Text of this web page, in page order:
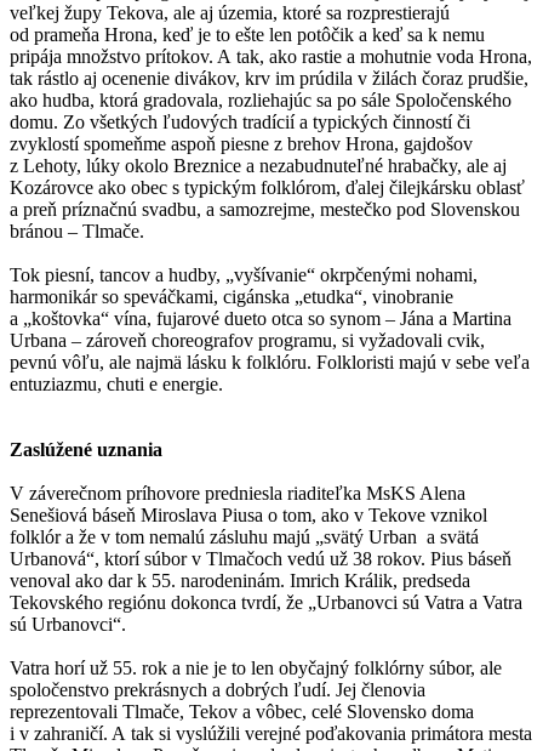
veľkej župy Tekova, ale aj územia, ktoré sa rozprestierajú
od prameňa Hrona, keď je to ešte len potôčik a keď sa k nemu
pripája množstvo prítokov. A tak, ako rastie a mohutnie voda Hrona,
tak rástlo aj ocenenie divákov, krv im prúdila v žilách čoraz prudšie,
ako hudba, ktorá gradovala, rozliehajúc sa po sále Spoločenského
domu. Zo všetkých ľudových tradícií a typických činností či
zvyklostí spomeňme aspoň piesne z brehov Hrona, gajdošov
z Lehoty, lúky okolo Breznice a nezabudnuteľné hrabačky, ale aj
Kozárovce ako obec s typickým folklórom, ďalej čilejkársku oblasť
a preň príznačnú svadbu, a samozrejme, mestečko pod Slovenskou
bránou – Tlmače.
Tok piesní, tancov a hudby, „vyšívanie“ okrpčenými nohami,
harmonikár so speváčkami, cigánska „etudka“, vinobranie
a „koštovka“ vína, fujarové dueto otca so synom – Jána a Martina
Urbana – zároveň choreografov programu, si vyžadovali cvik,
pevnú vôľu, ale najmä lásku k folklóru. Folkloristi majú v sebe veľa
entuziazmu, chuti e energie.
Zaslúžené uznania
V záverečnom príhovore predniesla riaditeľka MsKS Alena
Senešiová báseň Miroslava Piusa o tom, ako v Tekove vznikol
folklór a že v tom nemalú zásluhu majú „svätý Urban a svätá
Urbanová“, ktorí súbor v Tlmačoch vedú už 38 rokov. Pius báseň
venoval ako dar k 55. narodeninám. Imrich Králik, predseda
Tekovského regiónu dokonca tvrdí, že „Urbanovci sú Vatra a Vatra
sú Urbanovci“.
Vatra horí už 55. rok a nie je to len obyčajný folklórny súbor, ale
spoločenstvo prekrásnych a dobrých ľudí. Jej členovia
reprezentovali Tlmače, Tekov a vôbec, celé Slovensko doma
i v zahraničí. A tak si vyslúžili verejné poďakovania primátora mesta